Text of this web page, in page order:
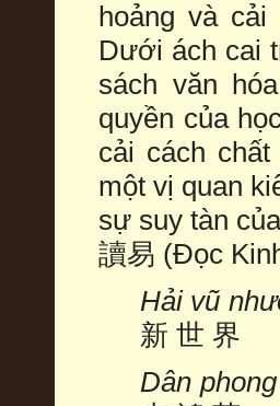
hoảng và
Dưới ách cai
sách văn
quyền của
cải cách chất
một vị quan
sự suy tàn
讀易 (Đọc
Hải vũ
新 世 界
Dân